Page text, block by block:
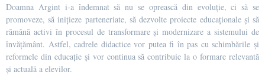
Doamna Argint i-a îndemnat să nu se oprească din evoluție, ci să se
promoveze, să inițieze parteneriate, să dezvolte proiecte educaționale și să
rămână activi în procesul de transformare și modernizare a sistemului de
învățământ. Astfel, cadrele didactice vor putea fi în pas cu schimbările și
reformele din educație și vor continua să contribuie la o formare relevantă
și actuală a elevilor.